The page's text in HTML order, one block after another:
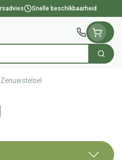
Snelle beschikbaarheid
Zoek
Zenuwstelsel